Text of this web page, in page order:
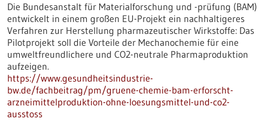
Die Bundesanstalt für Materialforschung und -prüfung (BAM)
entwickelt in einem großen EU-Projekt ein nachhaltigeres
Verfahren zur Herstellung pharmazeutischer Wirkstoffe: Das
Pilotprojekt soll die Vorteile der Mechanochemie für eine
umweltfreundlichere und CO2-neutrale Pharmaproduktion
aufzeigen.
https://www.gesundheitsindustrie-
bw.de/fachbeitrag/pm/gruene-chemie-bam-erforscht-
arzneimittelproduktion-ohne-loesungsmittel-und-co2-
ausstoss